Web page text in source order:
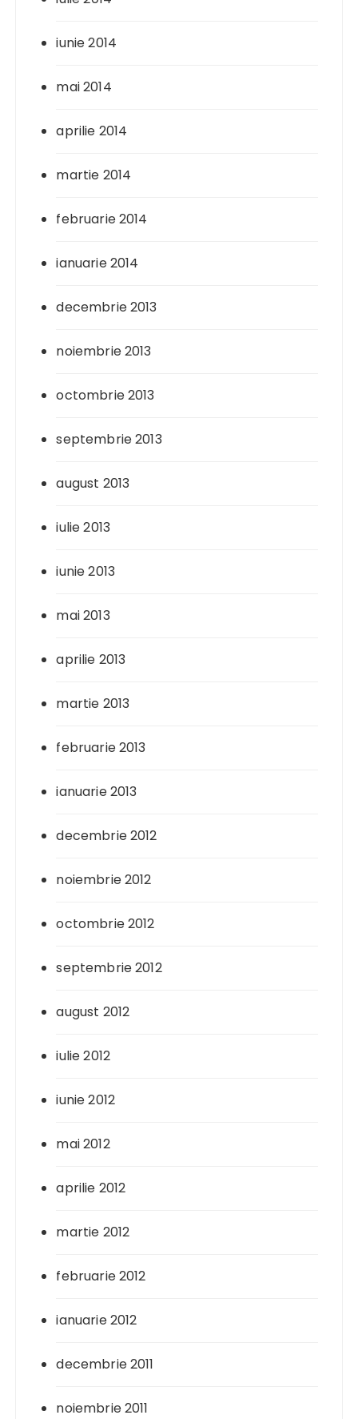
iunie 2014
mai 2014
aprilie 2014
martie 2014
februarie 2014
ianuarie 2014
decembrie 2013
noiembrie 2013
octombrie 2013
septembrie 2013
august 2013
iulie 2013
iunie 2013
mai 2013
aprilie 2013
martie 2013
februarie 2013
ianuarie 2013
decembrie 2012
noiembrie 2012
octombrie 2012
septembrie 2012
august 2012
iulie 2012
iunie 2012
mai 2012
aprilie 2012
martie 2012
februarie 2012
ianuarie 2012
decembrie 2011
noiembrie 2011